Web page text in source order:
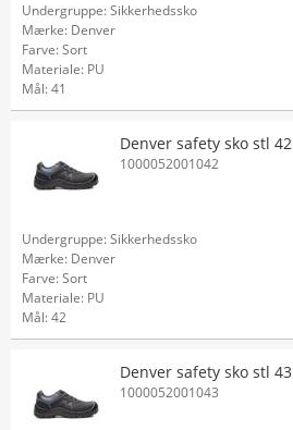
Undergruppe: Sikkerhedssko
Mærke: Denver
Farve: Sort
Materiale: PU
Mål: 41
Denver safety sko stl 42
1000052001042
Undergruppe: Sikkerhedssko
Mærke: Denver
Farve: Sort
Materiale: PU
Mål: 42
Denver safety sko stl 43
1000052001043